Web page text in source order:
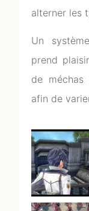
alterner les
Un
prend
de méchas
afin de